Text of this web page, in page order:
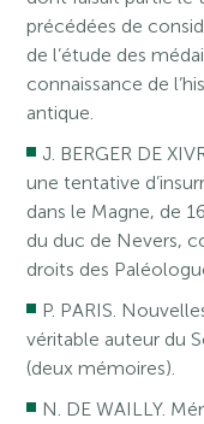
précédées de
de l’étude des
connaissance de
antique.
J. BERGER DE
une tentative
dans le Magne, de
du duc de Nevers,
droits des
P. PARIS.
véritable auteur du
(deux mémoires).
N. DE WAILLY.